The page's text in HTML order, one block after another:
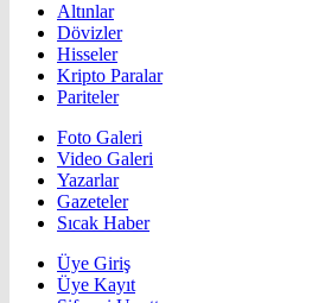
Altınlar
Dövizler
Hisseler
Kripto Paralar
Pariteler
Foto Galeri
Video Galeri
Yazarlar
Gazeteler
Sıcak Haber
Üye Giriş
Üye Kayıt